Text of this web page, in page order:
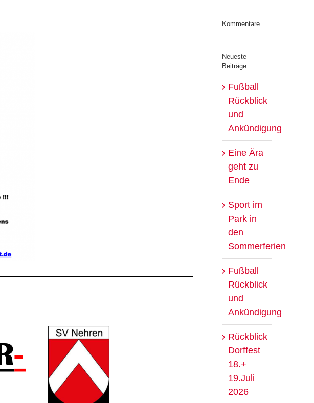
Kommentare
Neueste
Beiträge
Fußball
Rückblick
und
Ankündigung
Eine Ära
geht zu
Ende
Sport im
Park in
den
Sommerferien
Fußball
Rückblick
und
Ankündigung
Rückblick
Dorffest
18.+
19.Juli
2026